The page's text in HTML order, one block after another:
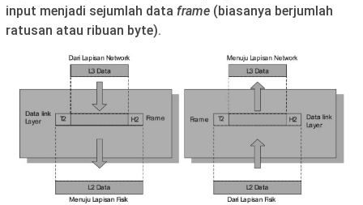
input menjadi sejumlah data frame (biasanya berjumlah
ratusan atau ribuan byte).